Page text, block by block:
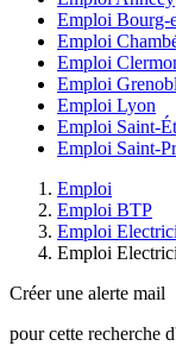
Emploi Bourg-
Emploi
Emploi
Emploi
Emploi Lyon
Emploi Saint-
Emploi Saint-
Emploi
Emploi BTP
Emploi
Emploi
Créer une alerte mail
pour cette recherche